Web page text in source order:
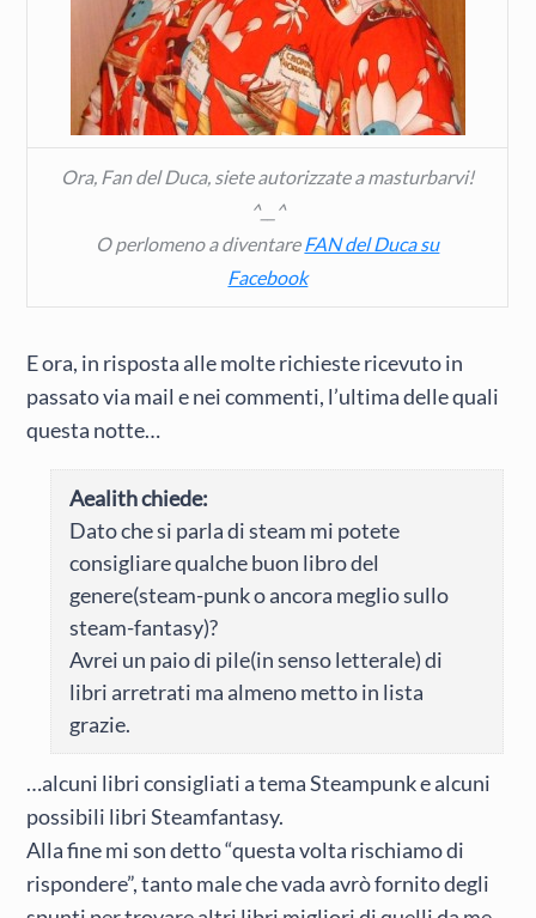
Ora, Fan del Duca, siete autorizzate a masturbarvi!
^__^
O perlomeno a diventareFAN del Duca su
Facebook
E ora, in risposta alle molte richieste ricevuto in
passato via mail e nei commenti, l’ultima delle quali
questa notte…
Aealith chiede:
Dato che si parla di steam mi potete
consigliare qualche buon libro del
genere(steam-punk o ancora meglio sullo
steam-fantasy)?
Avrei un paio di pile(in senso letterale) di
libri arretrati ma almeno metto in lista
grazie.
…alcuni libri consigliati a tema Steampunk e alcuni
possibili libri Steamfantasy.
Alla fine mi son detto “questa volta rischiamo di
rispondere”, tanto male che vada avrò fornito degli